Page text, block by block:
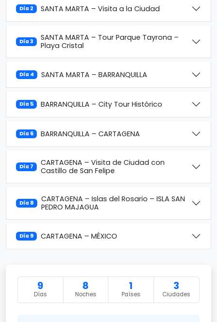
Día 2 SANTA MARTA – Visita a la Ciudad
Día 3
SANTA MARTA – Tour Parque Tayrona –
Playa Cristal
Día 4 SANTA MARTA – BARRANQUILLA
Día 5 BARRANQUILLA – City Tour Histórico
Día 6 BARRANQUILLA – CARTAGENA
Día 7
CARTAGENA – Visita de Ciudad con
Castillo de San Felipe
Día 8
CARTAGENA – Islas del Rosario – ISLA SAN
PEDRO MAJAGUA
Día 9 CARTAGENA – MÉXICO
9
Días
8
Noches
1
Países
3
Ciudades